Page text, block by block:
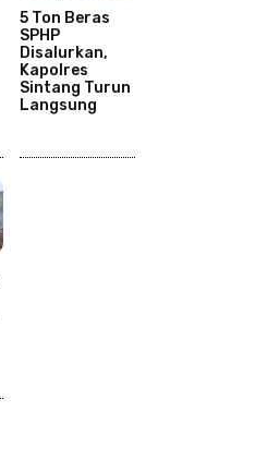
5 Ton Beras
SPHP
Disalurkan,
Kapolres
Sintang Turun
Langsung